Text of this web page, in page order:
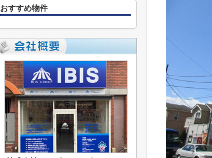
おすすめ物件